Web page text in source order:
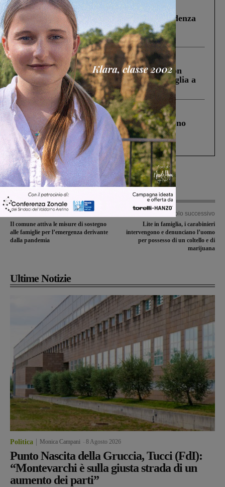
Figline Incisa Valdarno 1 Agosto 2026
Piscina di Figline finanziata oltre la scadenza
Pnrr, il gruppo di Fratelli d’Italia: “Un
ringraziamento al Governo”
Cronaca 3 Agosto 2026
Scomparso da una struttura di Castiglion
Fiorentino l’uomo che aveva ucciso la figlia a
Levane nel 2020
Cronaca 4 Agosto 2026
Un anno fa la strage in A1 in cui morirono
Gianni, Giulia e Franco. Lo schianto, il
processo, lo stop ai sorpassi fra tir....
Articolo precedente
Il comune attiva le misure di sostegno
alle famiglie per l’emergenza derivante
dalla pandemia
Articolo successivo
Lite in famiglia, i carabinieri
intervengono e denunciano l’uomo
per possesso di un coltello e di
marijuana
Ultime Notizie
Politica Monica Campani 8 Agosto 2026
Punto Nascita della Gruccia, Tucci (FdI):
“Montevarchi è sulla giusta strada di un
aumento dei parti”